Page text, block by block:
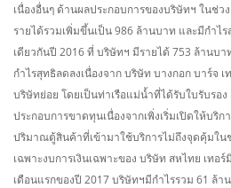
เนื่องอื่นๆ ด้านผลประกอบการของบริษัทฯ ในช่ว
รายได้รวมเพิ่มขึ้นเป็น 986 ล้านบาท และมีกำไ
เดียวกันปี 2016 ที่ บริษัทฯ มีรายได้ 753 ล้านบ
กำไรสุทธิลดลงเนื่องจาก บริษัท บางกอก บาร์จ
บริษัทย่อย โดยเป็นท่าเรือแม่น้ำที่ได้รับใบรับรอ
ประกอบการขาดทุนเนื่องจากเพิ่งเริ่มเปิดให้บริ
ปริมาณตู้สินค้าที่เข้ามาใช้บริการไม่ถึงจุดคุ้มใน
เฉพาะงบการเงินเฉพาะของ บริษัท สหไทย เท
เดือนแรกของปี 2017 บริษัทฯมีกำไรรวม 61 ล้า